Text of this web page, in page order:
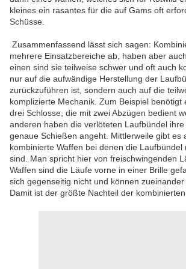
kleines ein rasantes für die auf Gams oft
Schüsse.
Zusammenfassend lässt sich sagen:
mehrere Einsatzbereiche ab, haben aber
einen sind sie teilweise schwer und oft auch
nur auf die aufwändige Herstellung der
zurückzuführen ist, sondern auch auf die
komplizierte Mechanik. Zum Beispiel benötigt
drei Schlosse, die mit zwei Abzügen bedient
anderen haben die verlöteten Laufbündel
genaue Schießen angeht. Mittlerweile gibt es
kombinierte Waffen bei denen die
sind. Man spricht hier von freischwingenden
Waffen sind die Läufe vorne in einer Brille
sich gegenseitig nicht und können zueinander
Damit ist der größte Nachteil der kombinierten